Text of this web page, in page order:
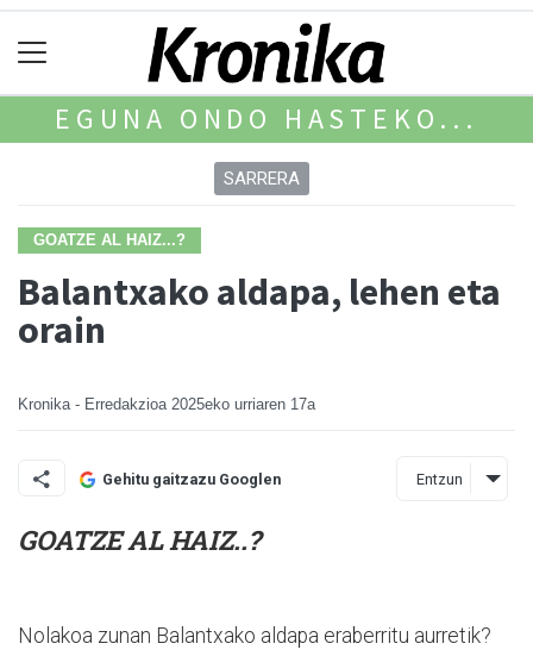
EGUNA ONDO HASTEKO...
SARRERA
GOATZE AL HAIZ...?
Balantxako aldapa, lehen eta
orain
Kronika - Erredakzioa 2025eko urriaren 17a
Gehitu gaitzazu Googlen Entzun
GOATZE AL HAIZ..?
Nolakoa zunan Balantxako aldapa eraberritu aurretik?